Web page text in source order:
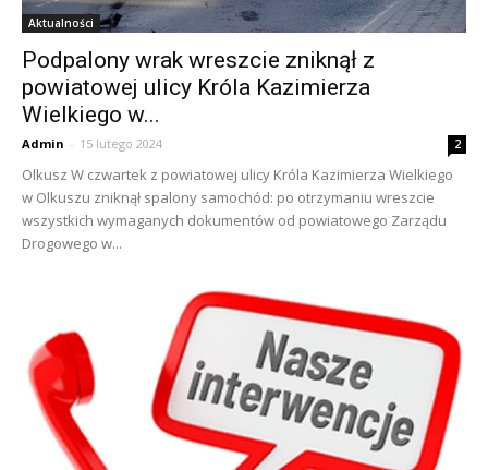
Aktualności
Podpalony wrak wreszcie zniknął z
powiatowej ulicy Króla Kazimierza
Wielkiego w...
Admin - 15 lutego 2024 2
Olkusz W czwartek z powiatowej ulicy Króla Kazimierza Wielkiego
w Olkuszu zniknął spalony samochód: po otrzymaniu wreszcie
wszystkich wymaganych dokumentów od powiatowego Zarządu
Drogowego w...